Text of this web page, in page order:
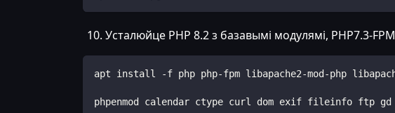
Усталюйце PHP 8.2 з базавымі модулямі, PHP7.3-
apt install -f php php-fpm libapache2-mod-php
phpenmod calendar ctype curl dom exif fileinfo ftp gd